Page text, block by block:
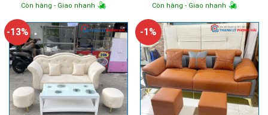
gốc
là:
hiện
tại
9,450,000₫.
Còn hàng - Giao nhanh
gốc
là:
hiện
tại
Còn hàng - Giao nhanh
-13% -1%